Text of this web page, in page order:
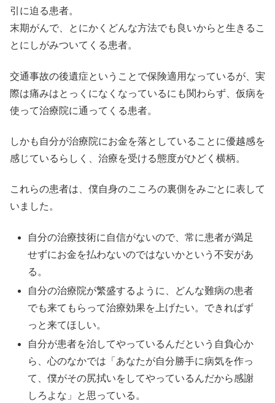
引に迫る患者。
末期がんで、とにかくどんな方法でも良いからと生きるこ
とにしがみついてくる患者。
交通事故の後遺症ということで保険適用なっているが、実
際は痛みはとっくになくなっているにも関わらず、仮病を
使って治療院に通ってくる患者。
しかも自分が治療院にお金を落としていることに優越感を
感じているらしく、治療を受ける態度がひどく横柄。
これらの患者は、僕自身のこころの裏側をみごとに表して
いました。
自分の治療技術に自信がないので、常に患者が満足
せずにお金を払わないのではないかという不安があ
る。
自分の治療院が繁盛するように、どんな難病の患者
でも来てもらって治療効果を上げたい。できればず
っと来てほしい。
自分が患者を治してやっているんだという自負心か
ら、心のなかでは「あなたが自分勝手に病気を作っ
て、僕がその尻拭いをしてやっているんだから感謝
しろよな」と思っている。